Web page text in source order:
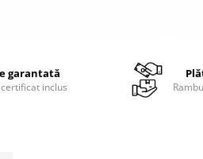
garantată
inclus